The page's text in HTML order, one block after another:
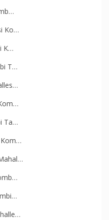
Ko…
K…
T…
Ta…
Kom…